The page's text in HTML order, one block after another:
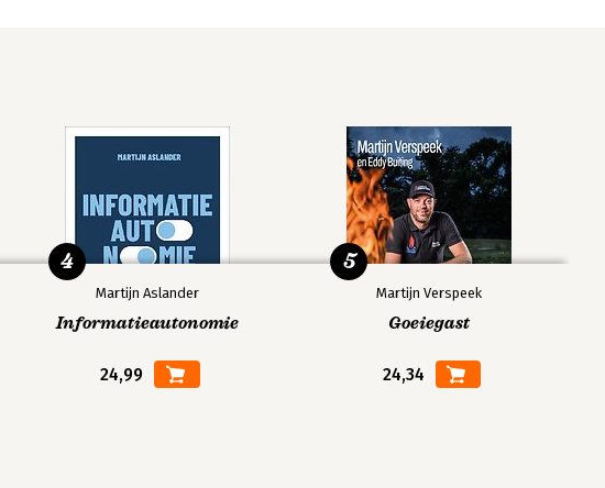
Martijn Aslander
Informatieautonomie
24,99
4
Martijn Verspeek
Goeiegast
24,34
5